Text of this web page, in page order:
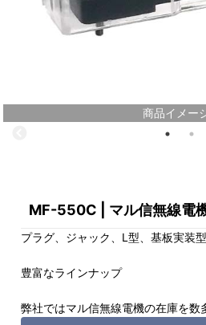
商品イメー
MF-550C | マル信無線電
プラグ、ジャック、L型、基板実装
豊富なラインナップ
弊社ではマル信無線電機の在庫を数